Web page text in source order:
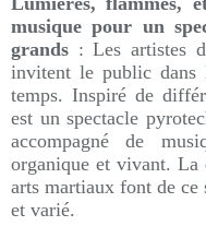
musique pour un
grands : Les artistes
invitent le public dans
temps. Inspiré de
est un spectacle
accompagné de
organique et vivant. La
arts martiaux font de ce
et varié.